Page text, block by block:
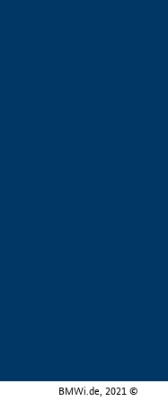
BMWi.de, 2021 ©